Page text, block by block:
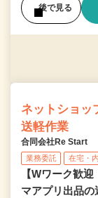
後で見る
ネットショッ
送軽作業
合同会社Re Start
業務委託 在宅・
【Wワーク歓
マアプリ出品